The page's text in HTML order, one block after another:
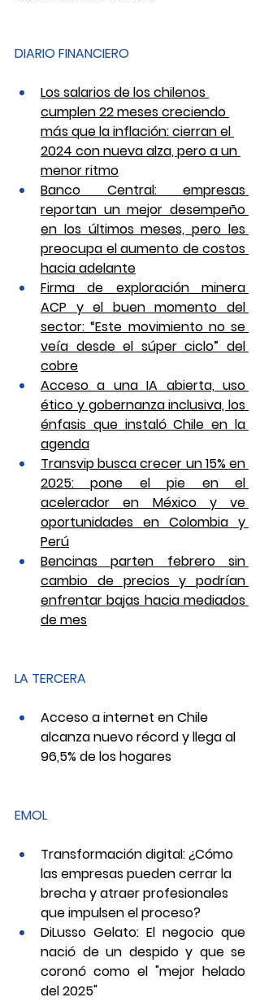
DIARIO FINANCIERO
Los salarios de los chilenos
cumplen 22 meses creciendo
más que la inflación: cierran el
2024 con nueva alza, pero a un
menor ritmo
Banco Central: empresas
reportan un mejor desempeño
en los últimos meses, pero les
preocupa el aumento de costos
hacia adelante
Firma de exploración minera
ACP y el buen momento del
sector: “Este movimiento no se
veía desde el súper ciclo” del
cobre
Acceso a una IA abierta, uso
ético y gobernanza inclusiva, los
énfasis que instaló Chile en la
agenda
Transvip busca crecer un 15% en
2025: pone el pie en el
acelerador en México y ve
oportunidades en Colombia y
Perú
Bencinas parten febrero sin
cambio de precios y podrían
enfrentar bajas hacia mediados
de mes
LA TERCERA
Acceso a internet en Chile
alcanza nuevo récord y llega al
96,5% de los hogares
EMOL
Transformación digital: ¿Cómo
las empresas pueden cerrar la
brecha y atraer profesionales
que impulsen el proceso?
DiLusso Gelato: El negocio que
nació de un despido y que se
coronó como el "mejor helado
del 2025"